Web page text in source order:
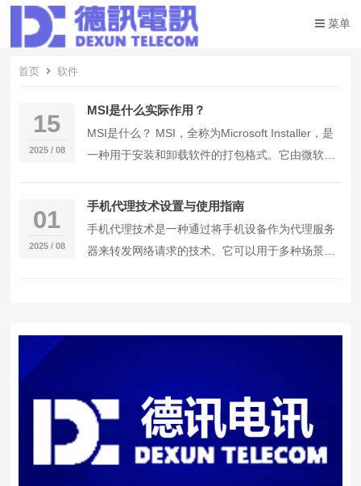
菜单
首页 软件
15
2025 / 08
MSI是什么实际作用？
MSI是什么？ MSI，全称为Microsoft Installer，是
一种用于安装和卸载软件的打包格式。它由微软公
01
2025 / 08
手机代理技术设置与使用指南
手机代理技术是一种通过将手机设备作为代理服务
器来转发网络请求的技术。它可以用于多种场景，